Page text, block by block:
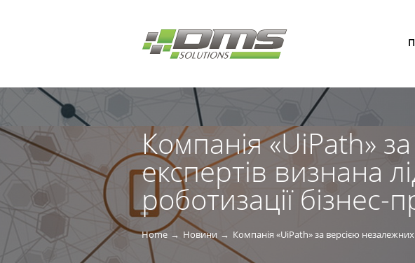
Компанія «UiPath»
експертів визнана
роботизації бізнес-
Home Новини Компанія «UiPath» за версією